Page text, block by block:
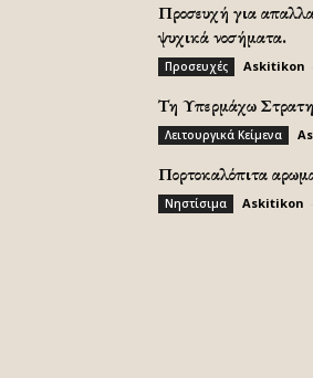
Προσευχή για
ψυχικά νοσήματα.
Προσευχές Askitikon
Τη Υπερμάχω
Λειτουργικά Κείμενα
Πορτοκαλόπιτα
Νηστίσιμα Askitikon